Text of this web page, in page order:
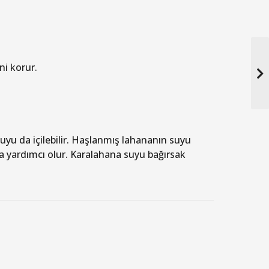
korur.
da içilebilir. Haşlanmış lahananın suyu
olur. Karalahana suyu bağırsak